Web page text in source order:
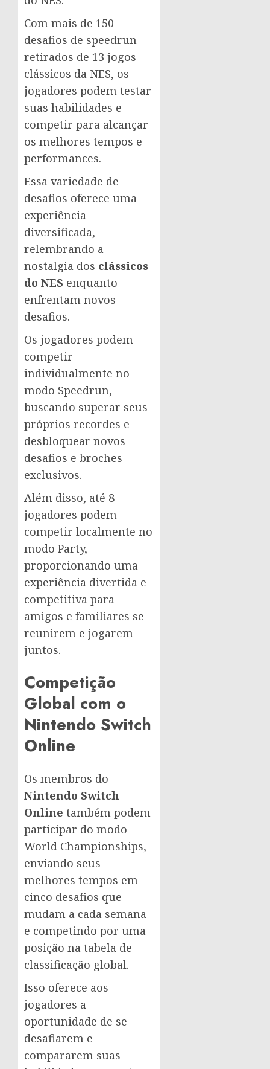
Com mais de 150
desafios de speedrun
retirados de 13 jogos
clássicos da NES, os
jogadores podem testar
suas habilidades e
competir para alcançar
os melhores tempos e
performances.
Essa variedade de
desafios oferece uma
experiência
diversificada,
relembrando a
nostalgia dos clássicos
do NES enquanto
enfrentam novos
desafios.
Os jogadores podem
competir
individualmente no
modo Speedrun,
buscando superar seus
próprios recordes e
desbloquear novos
desafios e broches
exclusivos.
Além disso, até 8
jogadores podem
competir localmente no
modo Party,
proporcionando uma
experiência divertida e
competitiva para
amigos e familiares se
reunirem e jogarem
juntos.
Competição
Global com o
Nintendo Switch
Online
Os membros do
Nintendo Switch
Online também podem
participar do modo
World Championships,
enviando seus
melhores tempos em
cinco desafios que
mudam a cada semana
e competindo por uma
posição na tabela de
classificação global.
Isso oferece aos
jogadores a
oportunidade de se
desafiarem e
compararem suas